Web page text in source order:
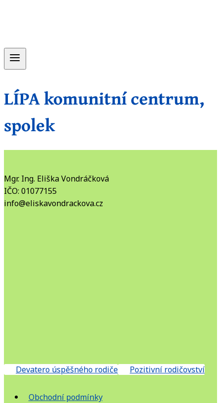
LÍPA komunitní centrum,
spolek
Mgr. Ing. Eliška Vondráčková
IČO: 01077155
info@eliskavondrackova.cz
Devatero úspěšného rodiče Pozitivní rodičovství
Obchodní podmínky